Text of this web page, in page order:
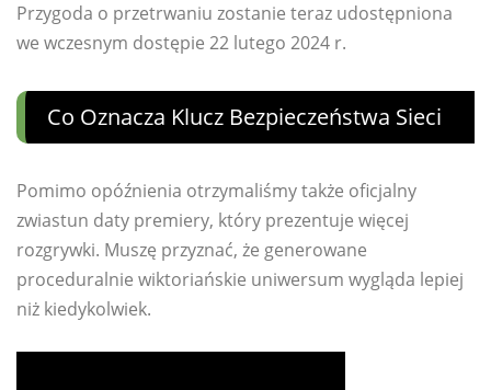
Przygoda o przetrwaniu zostanie teraz udostępniona
we wczesnym dostępie 22 lutego 2024 r.
Co Oznacza Klucz Bezpieczeństwa Sieci
Pomimo opóźnienia otrzymaliśmy także oficjalny
zwiastun daty premiery, który prezentuje więcej
rozgrywki. Muszę przyznać, że generowane
proceduralnie wiktoriańskie uniwersum wygląda lepiej
niż kiedykolwiek.